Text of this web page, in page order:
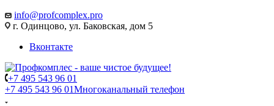
info@profcomplex.pro
г. Одинцово, ул. Баковская, дом 5
Вконтакте
+7 495 543 96 01
+7 495 543 96 01Многоканальный телефон